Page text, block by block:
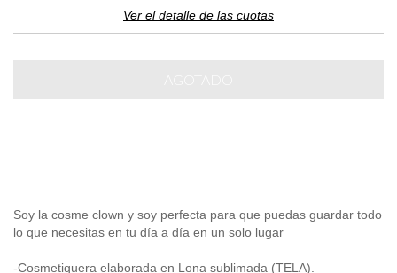
Ver el detalle de las cuotas
Soy la cosme clown y soy perfecta para que puedas guardar todo
lo que necesitas en tu día a día en un solo lugar
-Cosmetiquera elaborada en Lona sublimada (TELA).